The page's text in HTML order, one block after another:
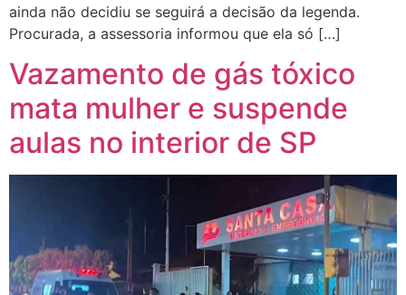
ainda não decidiu se seguirá a decisão da legenda.
Procurada, a assessoria informou que ela só […]
Vazamento de gás tóxico
mata mulher e suspende
aulas no interior de SP